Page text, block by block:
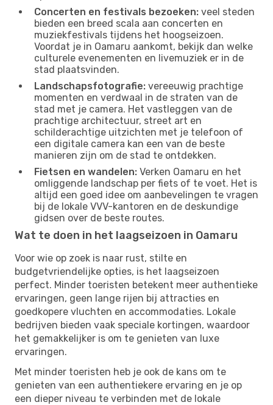
Concerten en festivals bezoeken: veel steden
bieden een breed scala aan concerten en
muziekfestivals tijdens het hoogseizoen.
Voordat je in Oamaru aankomt, bekijk dan welke
culturele evenementen en livemuziek er in de
stad plaatsvinden.
Landschapsfotografie: vereeuwig prachtige
momenten en verdwaal in de straten van de
stad met je camera. Het vastleggen van de
prachtige architectuur, street art en
schilderachtige uitzichten met je telefoon of
een digitale camera kan een van de beste
manieren zijn om de stad te ontdekken.
Fietsen en wandelen: Verken Oamaru en het
omliggende landschap per fiets of te voet. Het is
altijd een goed idee om aanbevelingen te vragen
bij de lokale VVV-kantoren en de deskundige
gidsen over de beste routes.
Wat te doen in het laagseizoen in Oamaru
Voor wie op zoek is naar rust, stilte en
budgetvriendelijke opties, is het laagseizoen
perfect. Minder toeristen betekent meer authentieke
ervaringen, geen lange rijen bij attracties en
goedkopere vluchten en accommodaties. Lokale
bedrijven bieden vaak speciale kortingen, waardoor
het gemakkelijker is om te genieten van luxe
ervaringen.
Met minder toeristen heb je ook de kans om te
genieten van een authentiekere ervaring en je op
een dieper niveau te verbinden met de lokale